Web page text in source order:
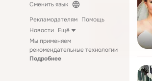
Сменить язык
Рекламодателям Помощь
Новости Ещё
Мы применяем
рекомендательные технологии
Подробнее